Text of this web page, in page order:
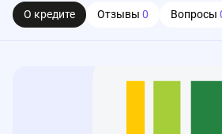
О кредите Отзывы 0 Вопросы